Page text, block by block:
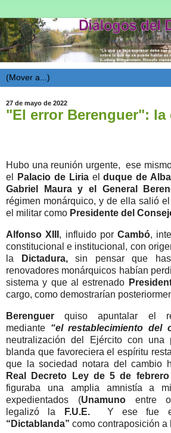
27 de mayo de 2022
"El error Berenguer": la
Hubo una reunión urgente, ese
el
Palacio de Liriaelduque de Alba
Gabriel Maura y el General
régimen monárquico, y de ella salió
el militar como Presidente del
Alfonso XIII , influido porCambó,
constitucional e institucional, con
la
Dictadura, sin pensar que
renovadores monárquicos habían
sistema y que al estrenado
cargo, como demostrarían
Berenguer quiso apuntalar el
mediante “el restablecimiento del
neutralización del Ejército con una
blanda que favoreciera el espíritu
que la sociedad notara del cambio
Real Decreto Ley de 5 de
figuraba una amplia amnistía a
expedientados (Unamunoentre
legalizó la
F.U.E.
Y ese fue
“Dictablanda” como contraposición a